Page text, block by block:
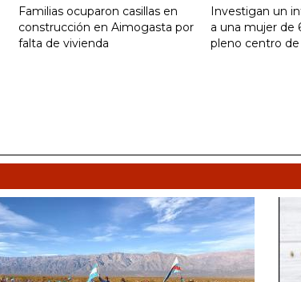
Familias ocuparon casillas en
construcción en Aimogasta por
falta de vivienda
Investigan un
a una mujer de
pleno centro